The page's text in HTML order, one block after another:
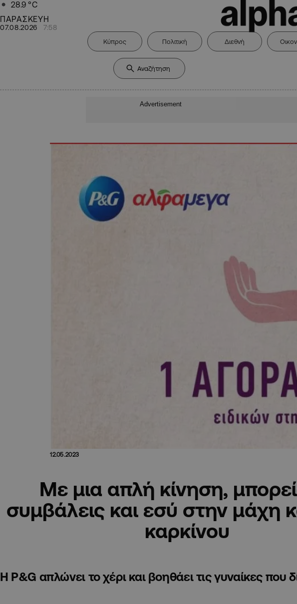
28.9 °C
ΠΑΡΑΣΚΕΥΗ
07.08.2026 7:58
Κύπρος Πολιτική Διεθνή
Advertisement
12.05.2023
Με μια απλή κίνηση,
συμβάλεις και εσύ στην μάχη
καρκίνου
Η P&G απλώνει το χέρι και βοηθάει τις γυναίκες που